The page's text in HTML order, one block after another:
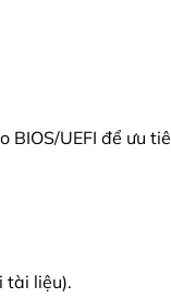
UEFI để ưu
tài liệu).